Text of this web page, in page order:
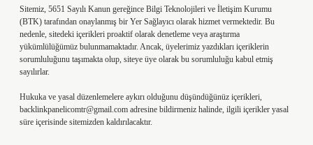
Sitemiz, 5651 Sayılı Kanun gereğince Bilgi Teknolojileri ve İletişim Kurumu
(BTK) tarafından onaylanmış bir Yer Sağlayıcı olarak hizmet vermektedir. Bu
nedenle, sitedeki içerikleri proaktif olarak denetleme veya araştırma
yükümlülüğümüz bulunmamaktadır. Ancak, üyelerimiz yazdıkları içeriklerin
sorumluluğunu taşımakta olup, siteye üye olarak bu sorumluluğu kabul etmiş
sayılırlar.
Hukuka ve yasal düzenlemelere aykırı olduğunu düşündüğünüz içerikleri,
backlinkpanelicomtr@gmail.com adresine bildirmeniz halinde, ilgili içerikler yasal
süre içerisinde sitemizden kaldırılacaktır.